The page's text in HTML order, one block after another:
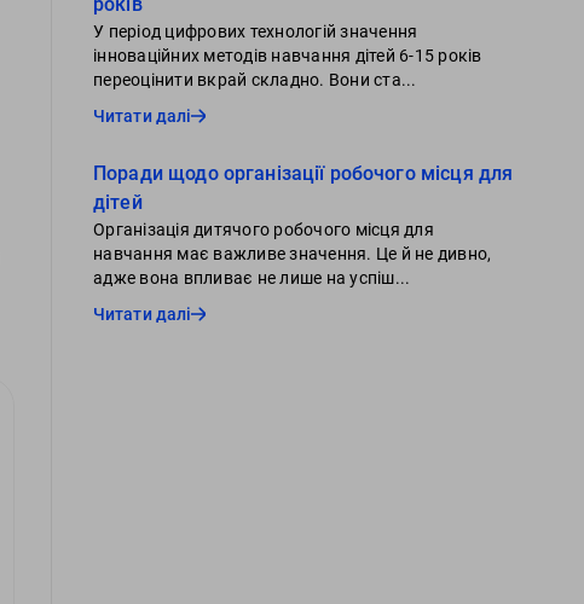
У період цифрових технологій значення
інноваційних методів навчання дітей 6-15 років
переоцінити вкрай складно. Вони ста...
Читати далі
Поради щодо організації робочого місця для
дітей
Організація дитячого робочого місця для
навчання має важливе значення. Це й не дивно,
адже вона впливає не лише на успіш...
Читати далі